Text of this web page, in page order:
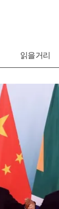
읽을거리